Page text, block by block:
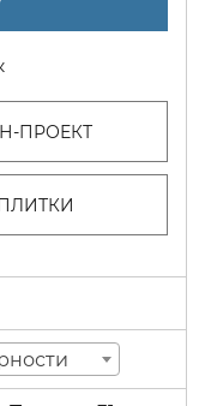
ПРОЕКТ